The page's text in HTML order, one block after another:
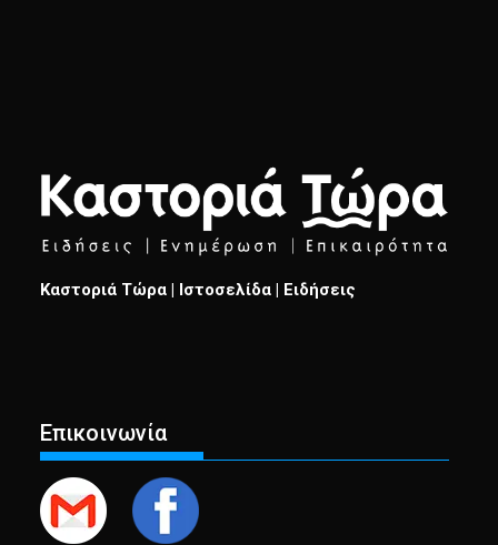
Καστοριά Τώρα | Ιστοσελίδα | Ειδήσεις
Επικοινωνία